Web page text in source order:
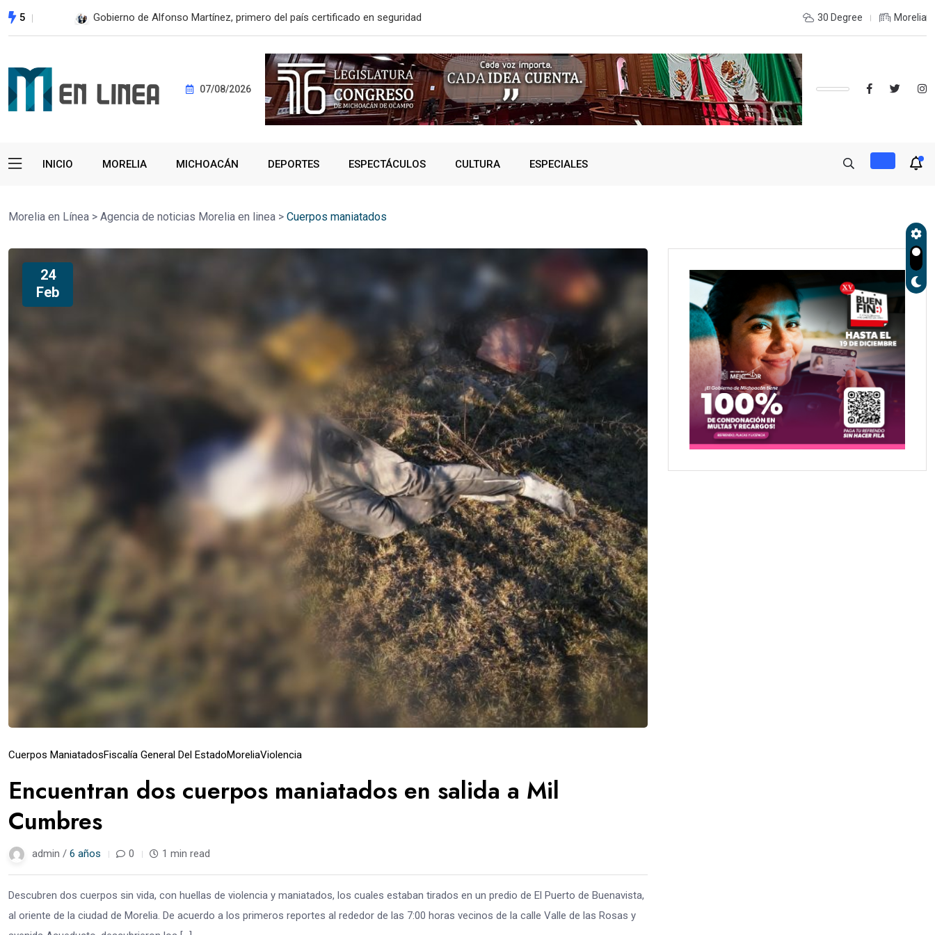
5 Gobierno de Alfonso Martínez, primero del país certificado en seguridad En 2do Año de Gobierno, Alfonso Martínez consolidó acceso a
30 Degree Morelia
07/08/2026
INICIO MORELIA MICHOACÁN DEPORTES ESPECTÁCULOS CULTURA ESPECIALES
Morelia en Línea > Agencia de noticias Morelia en linea > Cuerpos maniatados
24
Feb
Cuerpos ManiatadosFiscalía General Del EstadoMoreliaViolencia
Encuentran dos cuerpos maniatados en salida a Mil
Cumbres
admin / 6 años 0 1 min read
Descubren dos cuerpos sin vida, con huellas de violencia y maniatados, los cuales estaban tirados en un predio de El Puerto de Buenavista,
al oriente de la ciudad de Morelia. De acuerdo a los primeros reportes al rededor de las 7:00 horas vecinos de la calle Valle de las Rosas y